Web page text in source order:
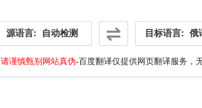
源语言: 自动检测 目标语言: 俄
请谨慎甄别网站真伪-百度翻译仅提供网页翻译服务，